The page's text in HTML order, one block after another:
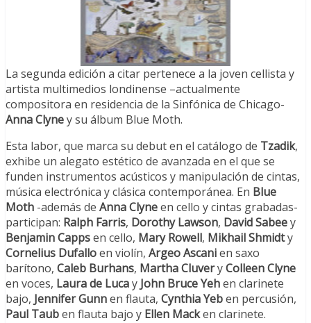
La segunda edición a citar pertenece a la joven cellista y
artista multimedios londinense –actualmente
compositora en residencia de la Sinfónica de Chicago-
Anna Clyney su álbum Blue Moth.
Esta labor, que marca su debut en el catálogo de Tzadik,
exhibe un alegato estético de avanzada en el que se
funden instrumentos acústicos y manipulación de cintas,
música electrónica y clásica contemporánea. En Blue
Moth -además de Anna Clyneen cello y cintas grabadas-
participan: Ralph Farris, Dorothy Lawson, David Sabeey
Benjamin Cappsen cello, Mary Rowell, Mikhail Shmidty
Cornelius Dufalloen violín, Argeo Ascanien saxo
barítono, Caleb Burhans, Martha CluveryColleen Clyne
en voces, Laura de Lucay John Bruce Yehen clarinete
bajo, Jennifer Gunnen flauta, Cynthia Yeben percusión,
Paul Tauben flauta bajo y Ellen Macken clarinete.